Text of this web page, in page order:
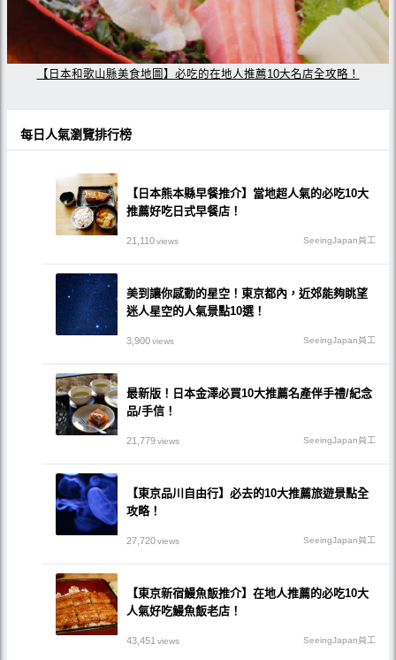
【日本和歌山縣美食地圖】必吃的在地人推薦10大名店全攻略！
每日人氣瀏覽排行榜
【日本熊本縣早餐推介】當地超人氣的必吃10大
推薦好吃日式早餐店！
21,110views SeeingJapan員工
美到讓你感動的星空！東京都內，近郊能夠眺望
迷人星空的人氣景點10選！
3,900views SeeingJapan員工
最新版！日本金澤必買10大推薦名產伴手禮/紀念
品/手信！
21,779views SeeingJapan員工
【東京品川自由行】必去的10大推薦旅遊景點全
攻略！
27,720views SeeingJapan員工
【東京新宿鰻魚飯推介】在地人推薦的必吃10大
人氣好吃鰻魚飯老店！
43,451 views SeeingJapan員工